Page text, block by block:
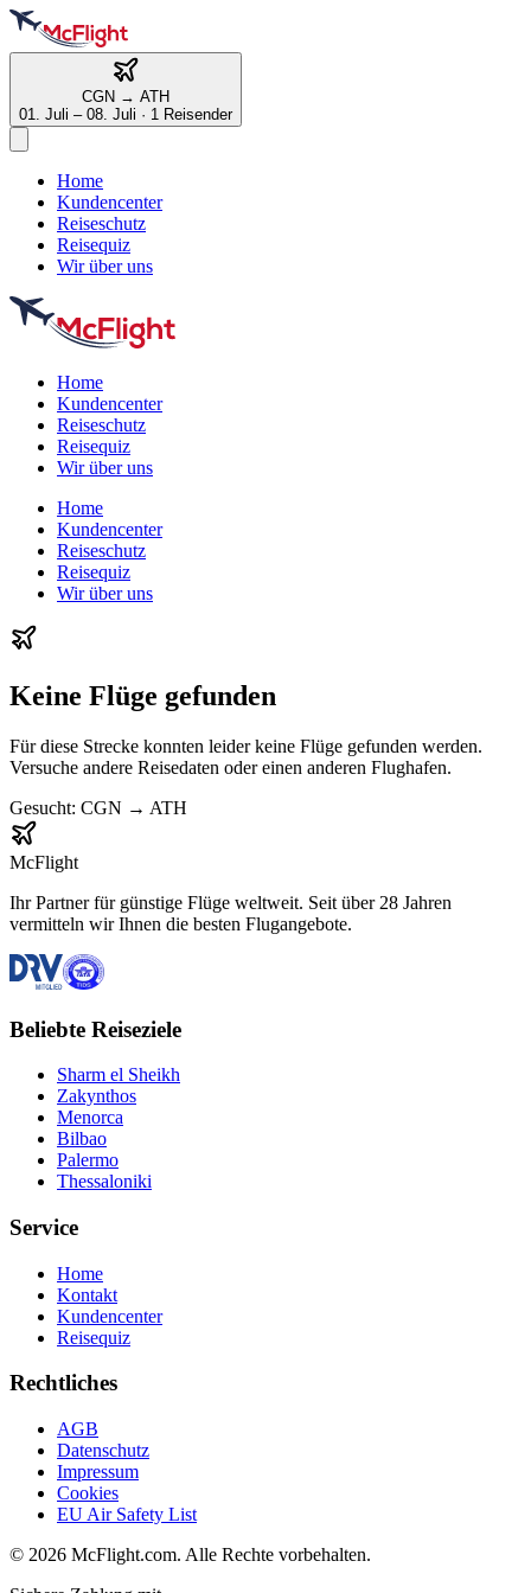
CGN → ATH
01. Juli – 08. Juli · 1 Reisender
Home
Kundencenter
Reiseschutz
Reisequiz
Wir über uns
Home
Kundencenter
Reiseschutz
Reisequiz
Wir über uns
Home
Kundencenter
Reiseschutz
Reisequiz
Wir über uns
Keine Flüge gefunden
Für diese Strecke konnten leider keine Flüge gefunden werden.
Versuche andere Reisedaten oder einen anderen Flughafen.
Gesucht: CGN → ATH
McFlight
Ihr Partner für günstige Flüge weltweit. Seit über 28 Jahren
vermitteln wir Ihnen die besten Flugangebote.
Beliebte Reiseziele
Sharm el Sheikh
Zakynthos
Menorca
Bilbao
Palermo
Thessaloniki
Service
Home
Kontakt
Kundencenter
Reisequiz
Rechtliches
AGB
Datenschutz
Impressum
Cookies
EU Air Safety List
© 2026 McFlight.com. Alle Rechte vorbehalten.